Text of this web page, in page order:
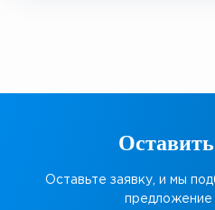
Оставьте заявку, и мы
предложение